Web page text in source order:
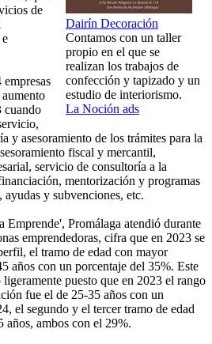
Dairín Decoración
Contamos con un taller
propio en el que se
realizan los trabajos de
confección y tapizado y un
estudio de interiorismo.
La Noción ads
de
cuando
y asesoramiento de los trámites para la
fiscal y mercantil,
servicio de consultoría a la
mentorización y programas
ayudas y subvenciones, etc.
Emprende', Promálaga atendió durante
emprendedoras, cifra que en 2023 se
el tramo de edad con mayor
años con un porcentaje del 35%. Este
puesto que en 2023 el rango
fue el de 25-35 años con un
el segundo y el tercer tramo de edad
años, ambos con el 29%.